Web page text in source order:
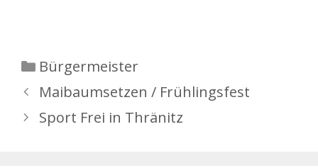
bis Frühjahr 2025
abgeschlossen sein.
Bereits während der
möglich sein, den
Kategorien
Bürgermeister
Maibaumsetzen / Frühlingsfest
Sport Frei in Thränitz